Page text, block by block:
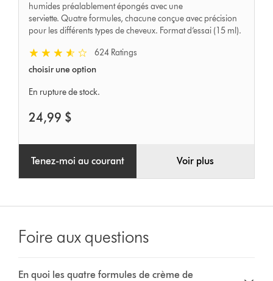
humides préalablement épongés avec une
serviette. Quatre formules, chacune conçue avec précision
pour les différents types de cheveux. Format d’essai (15 ml).
624 Ratings
choisir une option
En rupture de stock.
24,99 $
Tenez-moi au courant Voir plus
Foire aux questions
En quoi les quatre formules de crème de